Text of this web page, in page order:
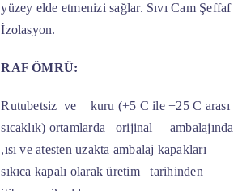
yüzey elde etmenizi sağlar. Sıvı Cam Şeffaf
İzolasyon.
RAF ÖMRÜ:
Rutubetsiz ve kuru (+5 C ile +25 C arası
sıcaklık) ortamlarda orijinal ambalajında
,ısı ve atesten uzakta ambalaj kapakları
sıkıca kapalı olarak üretim tarihinden